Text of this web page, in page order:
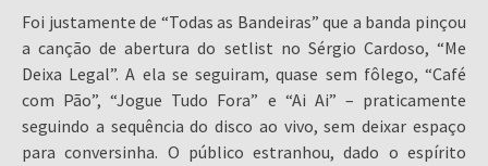
Foi justamente de “Todas as Bandeiras” que a banda pinçou
a canção de abertura do setlist no Sérgio Cardoso, “Me
Deixa Legal”. A ela se seguiram, quase sem fôlego, “Café
com Pão”, “Jogue Tudo Fora” e “Ai Ai” – praticamente
seguindo a sequência do disco ao vivo, sem deixar espaço
para conversinha. O público estranhou, dado o espírito